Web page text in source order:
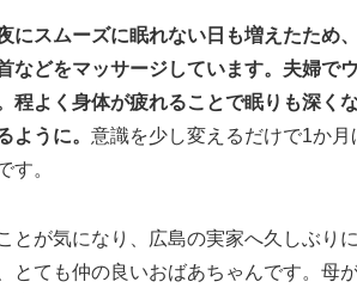
にスムーズに眠れない日も増えたため
などをマッサージしています。夫婦で
程よく身体が疲れることで眠りも深く
ように。 意識を少し変えるだけで1か月
す。
が気になり、広島の実家へ久しぶり
とても仲の良いおばあちゃんです。母